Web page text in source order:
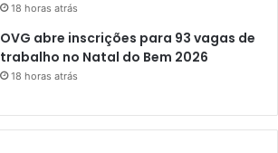
18 horas atrás
OVG abre inscrições para 93 vagas de
trabalho no Natal do Bem 2026
18 horas atrás